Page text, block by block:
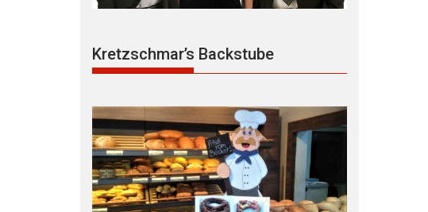
Kretzschmar’s Backstube